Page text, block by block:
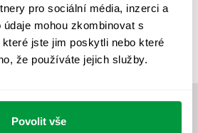
pro sociální média, inzerci a
mohou zkombinovat s
jste jim poskytli nebo které
že používáte jejich služby.
Povolit vše